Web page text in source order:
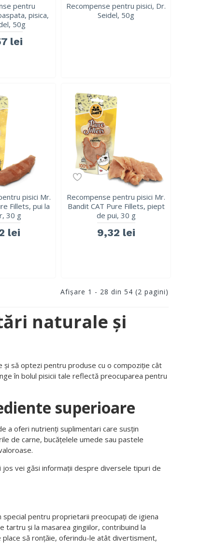
naturale și
să optezi pentru produse cu o compoziție cât
în bolul pisicii tale reflectă preocuparea pentru
superioare
a oferi nutrienți suplimentari care susțin
de carne, bucățelele umede sau pastele
vei găsi informații despre diversele tipuri de
pentru proprietarii preocupați de igiena
tartru și la masarea gingiilor, contribuind la
place să ronțăie, oferindu-le atât divertisment,
pentru
pisica,
50g
lei
Recompense pentru pisici, Dr.
Seidel, 50g
pisici Mr.
Fillets, pui la
30 g
lei
Recompense pentru pisici Mr.
Bandit CAT Pure Fillets, piept
de pui, 30 g
9,32 lei
Afişare 1 - 28 din 54 (2 pagini)